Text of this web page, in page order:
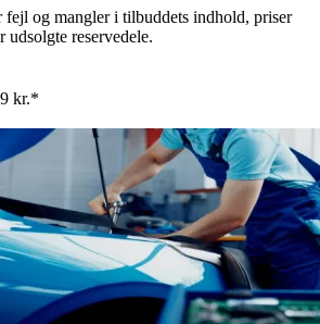
fejl og mangler i tilbuddets indhold, priser
udsolgte reservedele.
kr.*